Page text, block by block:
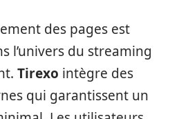
des pages est
l’univers du streaming
Tirexo intègre des
qui garantissent un